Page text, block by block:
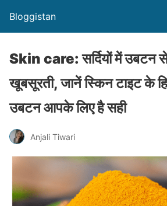
Bloggistan
Skin care: सर्दियों में उबटन
खूबसूरती, जानें स्किन टाइट के
उबटन आपके लिए है सही
Anjali Tiwari